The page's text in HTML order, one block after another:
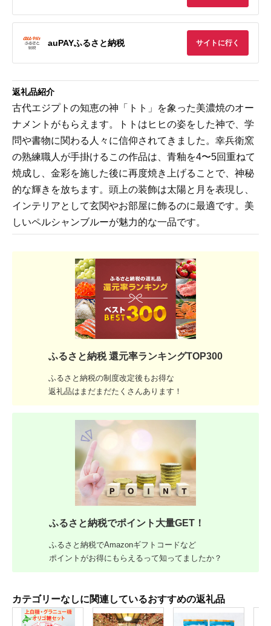
auPAYふるさと納税 サイトに行く
返礼品紹介
古代エジプトの知恵の神「トト」を象った美濃焼のオー
ナメントがもらえます。トトはヒヒの姿をした神で、学
問や書物に関わる人々に信仰されてきました。幸兵衛窯
の熟練職人が手掛けるこの作品は、青釉を4〜5回重ねて
焼成し、金彩を施した後に再度焼き上げることで、神秘
的な輝きを放ちます。頭上の装飾は太陽と月を表現し、
インテリアとして玄関やお部屋に飾るのに最適です。美
しいペルシャンブルーが魅力的な一品です。
ふるさと納税 還元率ランキングTOP300
ふるさと納税の制度改定後もお得な
返礼品はまだまだたくさんあります！
ふるさと納税でポイント大量GET！
ふるさと納税でAmazonギフトコードなど
ポイントがお得にもらえるって知ってましたか？
カテゴリーなしに関連しているおすすめの返礼品